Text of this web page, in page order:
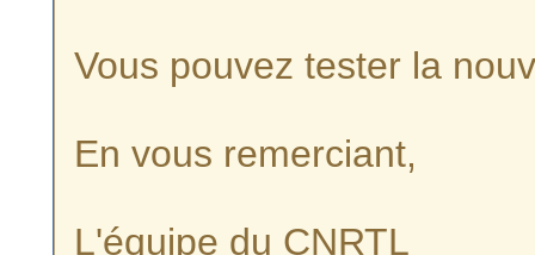
Vous pouvez tester la
En vous remerciant,
L'équipe du CNRTL